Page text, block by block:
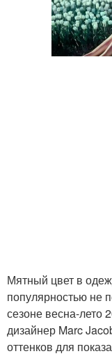
Мятный цвет в
популярностью не
сезоне весна-лето
дизайнер Marc
оттенков для